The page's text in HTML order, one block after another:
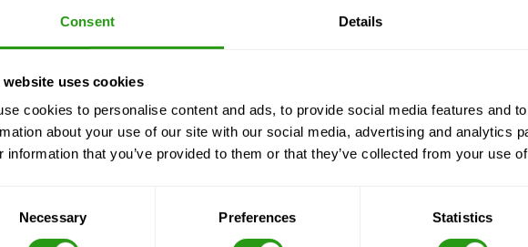
Consent Details
website uses cookies
cookies to personalise content and ads, to provide social media features and
about your use of our site with our social media, advertising and analytics
information that you’ve provided to them or that they’ve collected from your use
Necessary Preferences Statistics